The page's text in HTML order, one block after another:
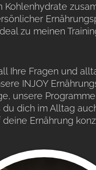
Kohlenhydrate
zu meinen
Ihre Fragen und
INJOY
unsere
du dich im Alltag
Ernährung